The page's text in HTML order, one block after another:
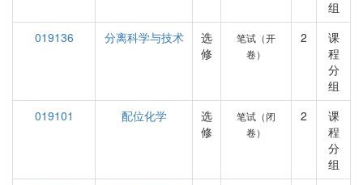
组
019136
分离科学与技术
选
修
笔试（开
卷）
2
课
程
分
组
019101
配位化学
选
修
笔试（闭
卷）
2
课
程
分
组